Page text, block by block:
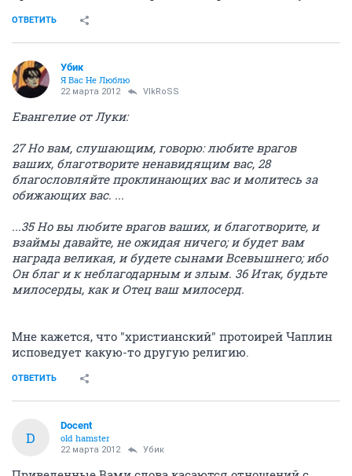
ОТВЕТИТЬ
Убик
Я Вас Не Люблю
22 марта 2012 VlkRoSS
Евангелие от Луки:
27 Но вам, слушающим, говорю: любите врагов
ваших, благотворите ненавидящим вас, 28
благословляйте проклинающих вас и молитесь за
обижающих вас. ...
...35 Но вы любите врагов ваших, и благотворите, и
взаймы давайте, не ожидая ничего; и будет вам
награда великая, и будете сынами Всевышнего; ибо
Он благ и к неблагодарным и злым. 36 Итак, будьте
милосерды, как и Отец ваш милосерд.
Мне кажется, что "христианский" протоирей Чаплин
исповедует какую-то другую религию.
ОТВЕТИТЬ
D
Docent
old hamster
22 марта 2012 Убик